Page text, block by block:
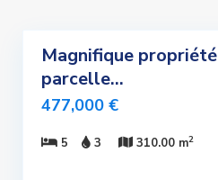
Magnifique
parcelle...
477,000 €
5 3 310.00 m2